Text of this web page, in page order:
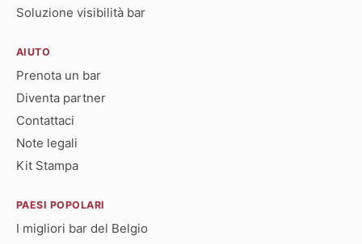
Soluzione visibilità bar
AIUTO
Prenota un bar
Diventa partner
Contattaci
Note legali
Kit Stampa
PAESI POPOLARI
I migliori bar del Belgio